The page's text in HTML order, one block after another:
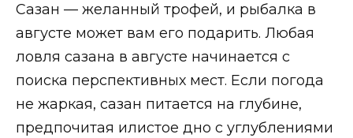
Сазан — желанный трофей, и рыбалка в
августе может вам его подарить. Любая
ловля сазана в августе начинается с
поиска перспективных мест. Если погода
не жаркая, сазан питается на глубине,
предпочитая илистое дно с углублениями